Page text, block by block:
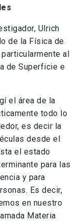
Ulrich
de la Física de
al
de Superficie e
el área de la
todo lo
es decir la
desde el
el estado
para las
y para
Es decir,
en nuestro
Materia